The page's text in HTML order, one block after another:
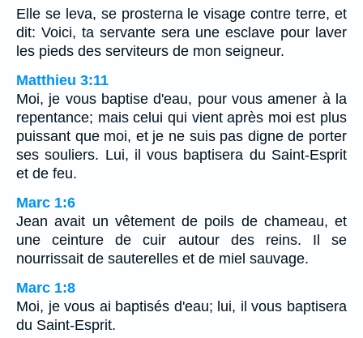
Elle se leva, se prosterna le visage contre terre, et
dit: Voici, ta servante sera une esclave pour laver
les pieds des serviteurs de mon seigneur.
Matthieu 3:11
Moi, je vous baptise d'eau, pour vous amener à la
repentance; mais celui qui vient après moi est plus
puissant que moi, et je ne suis pas digne de porter
ses souliers. Lui, il vous baptisera du Saint-Esprit
et de feu.
Marc 1:6
Jean avait un vêtement de poils de chameau, et
une ceinture de cuir autour des reins. Il se
nourrissait de sauterelles et de miel sauvage.
Marc 1:8
Moi, je vous ai baptisés d'eau; lui, il vous baptisera
du Saint-Esprit.